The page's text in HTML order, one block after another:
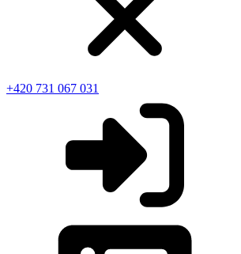
+420 731 067 031